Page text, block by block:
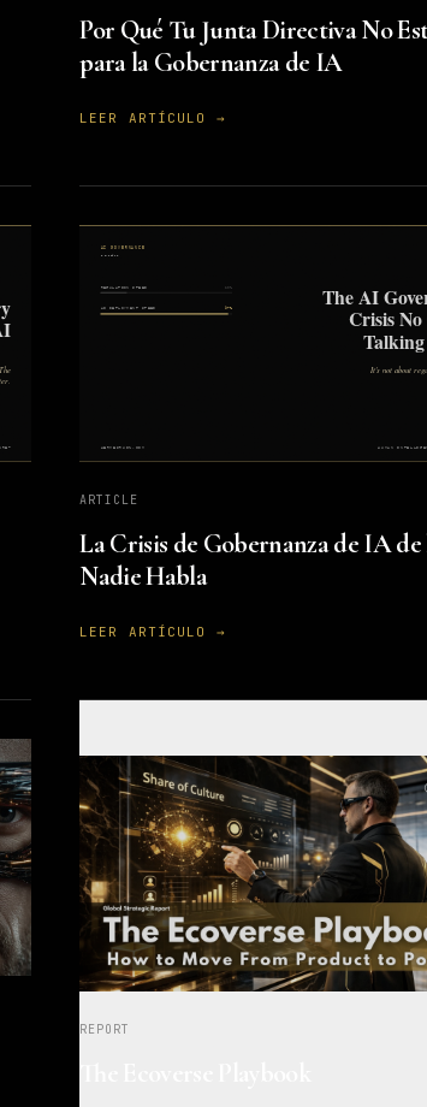
Por Qué Tu Junta Directiva No
para la Gobernanza de IA
LEER ARTÍCULO →
ARTICLE
La Crisis de Gobernanza de IA de
Nadie Habla
LEER ARTÍCULO →
REPORT